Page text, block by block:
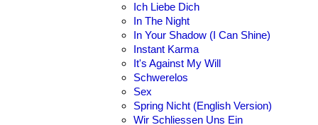
Ich Liebe Dich
In The Night
In Your Shadow (I Can Shine)
Instant Karma
It's Against My Will
Schwerelos
Sex
Spring Nicht (English Version)
Wir Schliessen Uns Ein